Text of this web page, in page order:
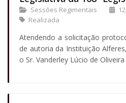
Sessões Regimentais
Realizada
Atendendo a solicitação
de autoria da Instituição
o Sr. Vanderley Lúcio de Oliveira